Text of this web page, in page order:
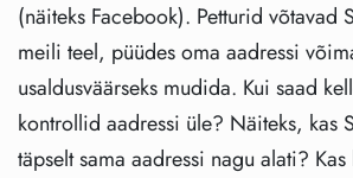
(näiteks Facebook). Petturid võtavad
meili teel, püüdes oma aadressi
usaldusväärseks mudida. Kui saad
kontrollid aadressi üle? Näiteks, kas
täpselt sama aadressi nagu alati?